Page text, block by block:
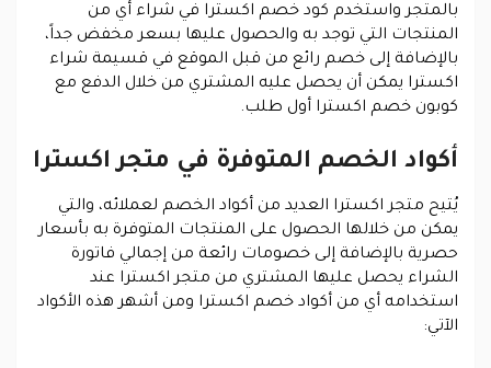
بالمتجر واستخدم كود خصم اكسترا في شراء أي من
المنتجات التي توجد به والحصول عليها بسعر مخفض جداً،
بالإضافة إلى خصم رائع من قبل الموقع في قسيمة شراء
اكسترا يمكن أن يحصل عليه المشتري من خلال الدفع مع
كوبون خصم اكسترا أول طلب.
أكواد الخصم المتوفرة في متجر اكسترا
يُتيح متجر اكسترا العديد من أكواد الخصم لعملائه، والتي
يمكن من خلالها الحصول على المنتجات المتوفرة به بأسعار
حصرية بالإضافة إلى خصومات رائعة من إجمالي فاتورة
الشراء يحصل عليها المشتري من متجر اكسترا عند
استخدامه أي من أكواد خصم اكسترا ومن أشهر هذه الأكواد
الآتي: